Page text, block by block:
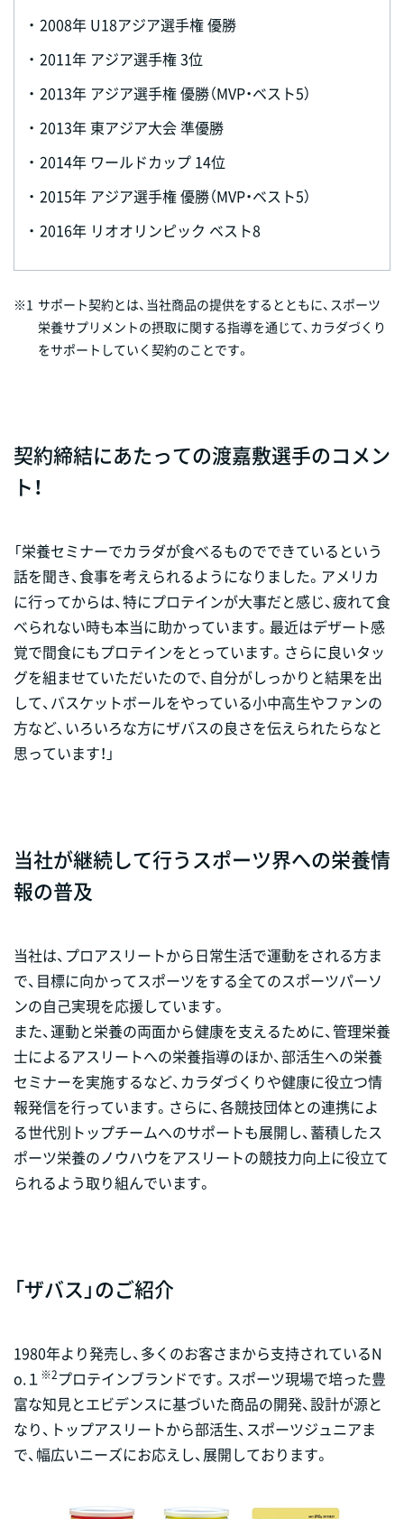
・ 2008年 U18アジア選手権 優勝
・ 2011年 アジア選手権 3位
・ 2013年 アジア選手権 優勝（MVP・ベスト5）
・ 2013年 東アジア大会 準優勝
・ 2014年 ワールドカップ 14位
・ 2015年 アジア選手権 優勝（MVP・ベスト5）
・ 2016年 リオオリンピック ベスト8
※1 サポート契約とは、当社商品の提供をするとともに、スポーツ
栄養サプリメントの摂取に関する指導を通じて、カラダづくり
をサポートしていく契約のことです。
契約締結にあたっての渡嘉敷選手のコメン
ト！
「栄養セミナーでカラダが食べるものでできているという
話を聞き、食事を考えられるようになりました。アメリカ
に行ってからは、特にプロテインが大事だと感じ、疲れて食
べられない時も本当に助かっています。最近はデザート感
覚で間食にもプロテインをとっています。さらに良いタッ
グを組ませていただいたので、自分がしっかりと結果を出
して、バスケットボールをやっている小中高生やファンの
方など、いろいろな方にザバスの良さを伝えられたらなと
思っています！」
当社が継続して行うスポーツ界への栄養情
報の普及
当社は、プロアスリートから日常生活で運動をされる方ま
で、目標に向かってスポーツをする全てのスポーツパーソ
ンの自己実現を応援しています。
また、運動と栄養の両面から健康を支えるために、管理栄養
士によるアスリートへの栄養指導のほか、部活生への栄養
セミナーを実施するなど、カラダづくりや健康に役立つ情
報発信を行っています。さらに、各競技団体との連携によ
る世代別トップチームへのサポートも展開し、蓄積したス
ポーツ栄養のノウハウをアスリートの競技力向上に役立て
られるよう取り組んでいます。
「ザバス」のご紹介
1980年より発売し、多くのお客さまから支持されているN
o.１ ※2プロテインブランドです。スポーツ現場で培った豊
富な知見とエビデンスに基づいた商品の開発、設計が源と
なり、トップアスリートから部活生、スポーツジュニアま
で、幅広いニーズにお応えし、展開しております。